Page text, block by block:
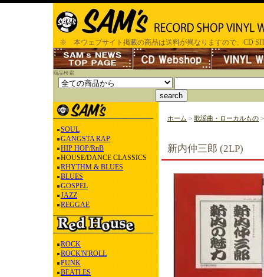
※ 本ウェブサイト掲載の商品は送料が異なりますので、CD
商品検索
SOUL
GANGSTA RAP
HIP HOP/RnB
HOUSE/DANCE CLASSICS
RHYTHM & BLUES
BLUES
GOSPEL
JAZZ
REGGAE
ROCK
ROCK'N'ROLL
PUNK
BEATLES
ホーム > 歌謡曲・ローカルもの
新内仲三郎 (2LP)